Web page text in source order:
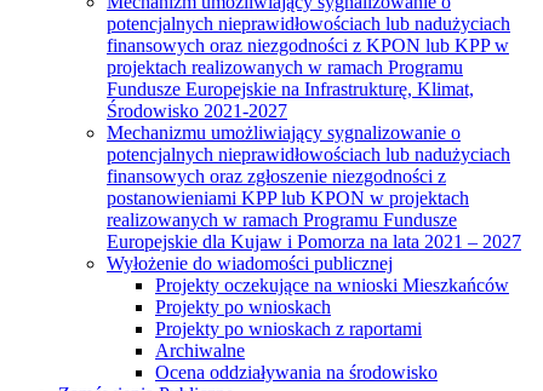
potencjalnych nieprawidłowościach lub nadużyciach
finansowych oraz niezgodności z KPON lub KPP w
projektach realizowanych w ramach Programu
Fundusze Europejskie na Infrastrukturę, Klimat,
Środowisko 2021-2027
Mechanizmu umożliwiający sygnalizowanie o
potencjalnych nieprawidłowościach lub nadużyciach
finansowych oraz zgłoszenie niezgodności z
postanowieniami KPP lub KPON w projektach
realizowanych w ramach Programu Fundusze
Europejskie dla Kujaw i Pomorza na lata 2021 – 2027
Wyłożenie do wiadomości publicznej
Projekty oczekujące na wnioski Mieszkańców
Projekty po wnioskach
Projekty po wnioskach z raportami
Archiwalne
Ocena oddziaływania na środowisko